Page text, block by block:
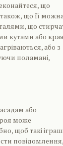
що
що її
що
кутами або
або з
поламані,
або
може
щоб такі
повідомлення,